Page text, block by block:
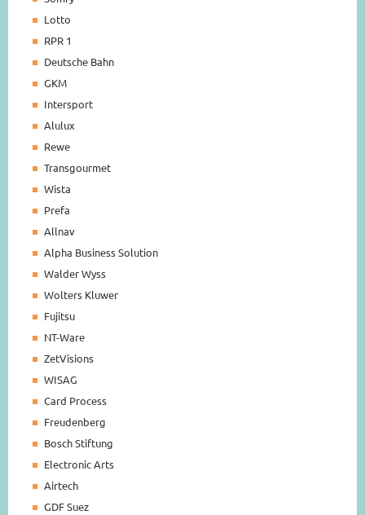
Lotto
RPR 1
Deutsche Bahn
GKM
Intersport
Alulux
Rewe
Transgourmet
Wista
Prefa
Allnav
Alpha Business Solution
Walder Wyss
Wolters Kluwer
Fujitsu
NT-Ware
ZetVisions
WISAG
Card Process
Freudenberg
Bosch Stiftung
Electronic Arts
Airtech
GDF Suez